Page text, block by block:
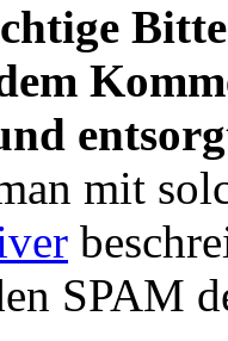
Bitte
mit
SPAM